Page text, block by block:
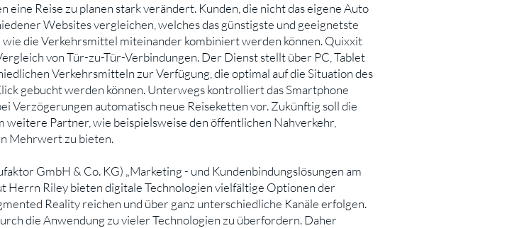
Reise zu planen stark verändert. Kunden, die nicht das eigene Auto
Websites vergleichen, welches das günstigste und geeignetste
die Verkehrsmittel miteinander kombiniert werden können. Quixxit
von Tür-zu-Tür-Verbindungen. Der Dienst stellt über PC, Tablet
Verkehrsmitteln zur Verfügung, die optimal auf die Situation des
gebucht werden können. Unterwegs kontrolliert das Smartphone
Verzögerungen automatisch neue Reiseketten vor. Zukünftig soll die
Partner, wie beispielsweise den öffentlichen Nahverkehr,
Mehrwert zu bieten.
GmbH & Co. KG) „Marketing - und Kundenbindungslösungen am
Herrn Riley bieten digitale Technologien vielfältige Optionen der
Reality reichen und über ganz unterschiedliche Kanäle erfolgen.
die Anwendung zu vieler Technologien zu überfordern. Daher